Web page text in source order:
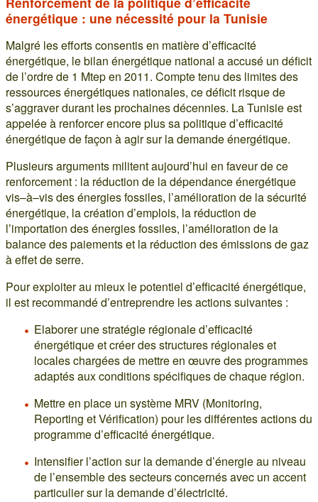
énergétique : une nécessité pour la Tunisie
Malgré les efforts consentis en matière d’efficacité
énergétique, le bilan énergétique national a accusé un déficit
de l’ordre de 1 Mtep en 2011. Compte tenu des limites des
ressources énergétiques nationales, ce déficit risque de
s’aggraver durant les prochaines décennies. La Tunisie est
appelée à renforcer encore plus sa politique d’efficacité
énergétique de façon à agir sur la demande énergétique.
Plusieurs arguments militent aujourd’hui en faveur de ce
renforcement : la réduction de la dépendance énergétique
vis–à–vis des énergies fossiles, l’amélioration de la sécurité
énergétique, la création d’emplois, la réduction de
l’importation des énergies fossiles, l’amélioration de la
balance des paiements et la réduction des émissions de gaz
à effet de serre.
Pour exploiter au mieux le potentiel d’efficacité énergétique,
il est recommandé d’entreprendre les actions suivantes :
Elaborer une stratégie régionale d’efficacité
énergétique et créer des structures régionales et
locales chargées de mettre en œuvre des programmes
adaptés aux conditions spécifiques de chaque région.
Mettre en place un système MRV (Monitoring,
Reporting et Vérification) pour les différentes actions du
programme d’efficacité énergétique.
Intensifier l’action sur la demande d’énergie au niveau
de l’ensemble des secteurs concernés avec un accent
particulier sur la demande d’électricité.